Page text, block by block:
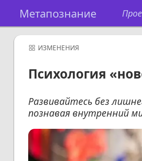
Метапознание
ИЗМЕНЕНИЯ
Психология
Развивайтесь без
познавая внутренний